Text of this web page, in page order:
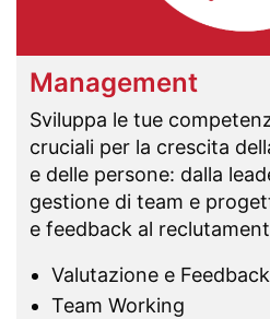
Management
Sviluppa le tue
cruciali per la crescita
e delle persone: dalla
gestione di team e
e feedback al
Valutazione e Feedback
Team Working